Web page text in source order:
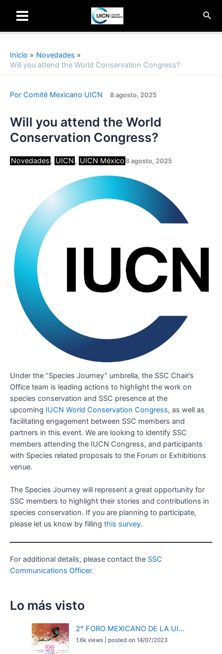
Main
Inicio
Novedades
Will you attend the World Conservation Congress?
Por Comité Mexicano UICN 8 agosto, 2025
Will you attend the World
Conservation Congress?
Novedades , UICN , UICN México8 agosto, 2025
Under the “Species Journey” umbrella, the SSC Chair’s
Office team is leading actions to highlight the work on
species conservation and SSC presence at the
upcoming IUCN World Conservation Congress, as well as
facilitating engagement between SSC members and
partners in this event. We are looking to identify SSC
members attending the IUCN Congress, and participants
with Species related proposals to the Forum or Exhibitions
venue.
The Species Journey will represent a great opportunity for
SSC members to highlight their stories and contributions in
species conservation. If you are planning to participate,
please let us know by filling this survey.
For additional details, please contact the SSC
Communications Officer.
Lo más visto
2° FORO MEXICANO DE LA UI...
1.6k views posted on 14/07/2023